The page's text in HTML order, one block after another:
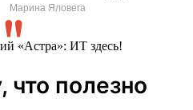
Марина Яловега
что полезно